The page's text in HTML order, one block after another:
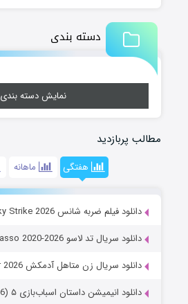
دسته بندی
نمایش دسته بندی
مطالب پربازدید
هفتگی ماهانه
دانلود فیلم ضربه شانس Lucky Strike 2026
دانلود سریال تد لاسو Ted Lasso 2020-2026
دانلود سریال زن متاهل آدمکش A Bona Fide Killer 2026
دانلود انیمیشن داستان اسباب‌بازی ۵ Toy Story 5 (2026)